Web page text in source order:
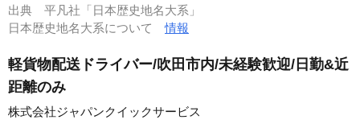
出典 平凡社「日本歴史地名大系」
日本歴史地名大系について情報
軽貨物配送ドライバー/吹田市内/未経験歓迎/日勤&近
距離のみ
株式会社ジャパンクイックサービス